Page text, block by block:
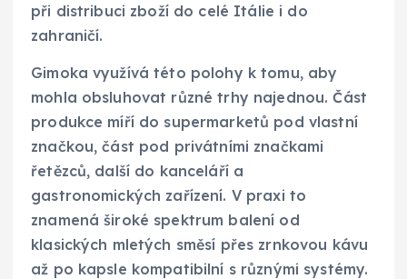
při distribuci zboží do celé Itálie i do
zahraničí.
Gimoka využívá této polohy k tomu, aby
mohla obsluhovat různé trhy najednou. Část
produkce míří do supermarketů pod vlastní
značkou, část pod privátními značkami
řetězců, další do kanceláří a
gastronomických zařízení. V praxi to
znamená široké spektrum balení od
klasických mletých směsí přes zrnkovou kávu
až po kapsle kompatibilní s různými systémy.